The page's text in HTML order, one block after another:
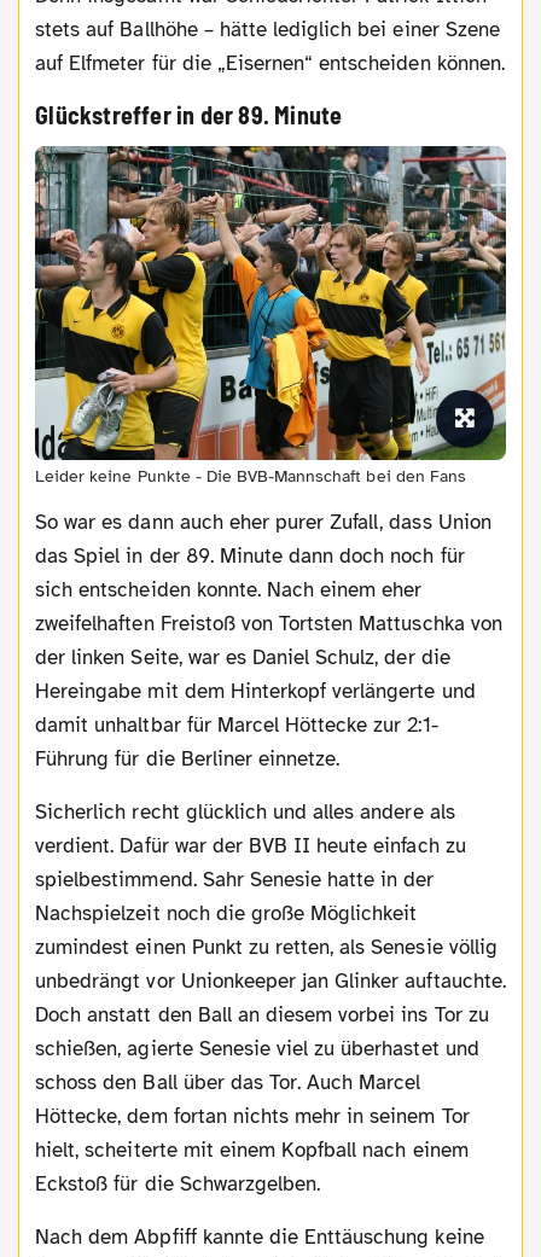
stets auf Ballhöhe – hätte lediglich bei einer Szene
auf Elfmeter für die „Eisernen“ entscheiden können.
Glückstreffer in der 89. Minute
Leider keine Punkte - Die BVB-Mannschaft bei den Fans
So war es dann auch eher purer Zufall, dass Union
das Spiel in der 89. Minute dann doch noch für
sich entscheiden konnte. Nach einem eher
zweifelhaften Freistoß von Tortsten Mattuschka von
der linken Seite, war es Daniel Schulz, der die
Hereingabe mit dem Hinterkopf verlängerte und
damit unhaltbar für Marcel Höttecke zur 2:1-
Führung für die Berliner einnetze.
Sicherlich recht glücklich und alles andere als
verdient. Dafür war der BVB II heute einfach zu
spielbestimmend. Sahr Senesie hatte in der
Nachspielzeit noch die große Möglichkeit
zumindest einen Punkt zu retten, als Senesie völlig
unbedrängt vor Unionkeeper jan Glinker auftauchte.
Doch anstatt den Ball an diesem vorbei ins Tor zu
schießen, agierte Senesie viel zu überhastet und
schoss den Ball über das Tor. Auch Marcel
Höttecke, dem fortan nichts mehr in seinem Tor
hielt, scheiterte mit einem Kopfball nach einem
Eckstoß für die Schwarzgelben.
Nach dem Abpfiff kannte die Enttäuschung keine